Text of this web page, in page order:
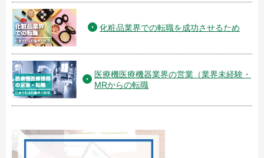
化粧品業界での転職を成功させるため
医療機医療機器業界の営業（業界未経験・
MRからの転職